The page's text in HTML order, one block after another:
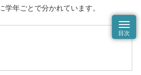
学年ごとで分かれています。